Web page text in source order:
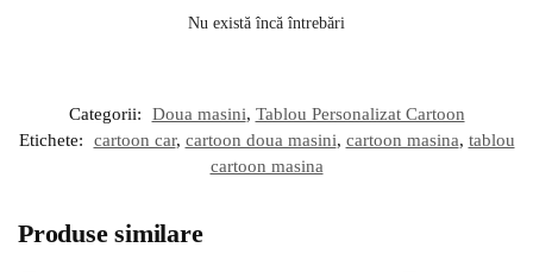
Nu există încă întrebări
Categorii: Doua masini, Tablou Personalizat Cartoon
Etichete:
cartoon car, cartoon doua masini, cartoon masina, tablou
cartoon masina
Produse similare